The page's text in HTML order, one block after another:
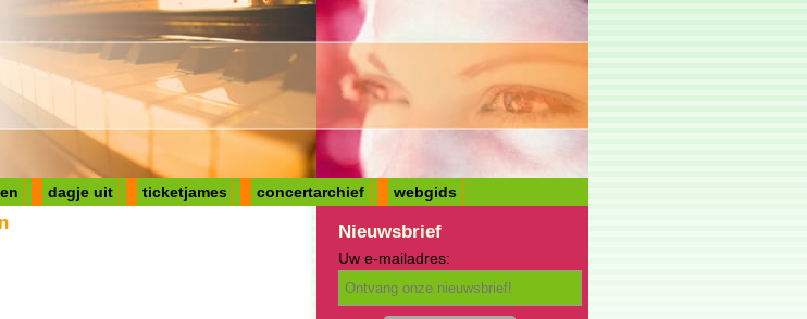
dagje uit ticketjames concertarchief webgids
Nieuwsbrief
Uw e-mailadres: